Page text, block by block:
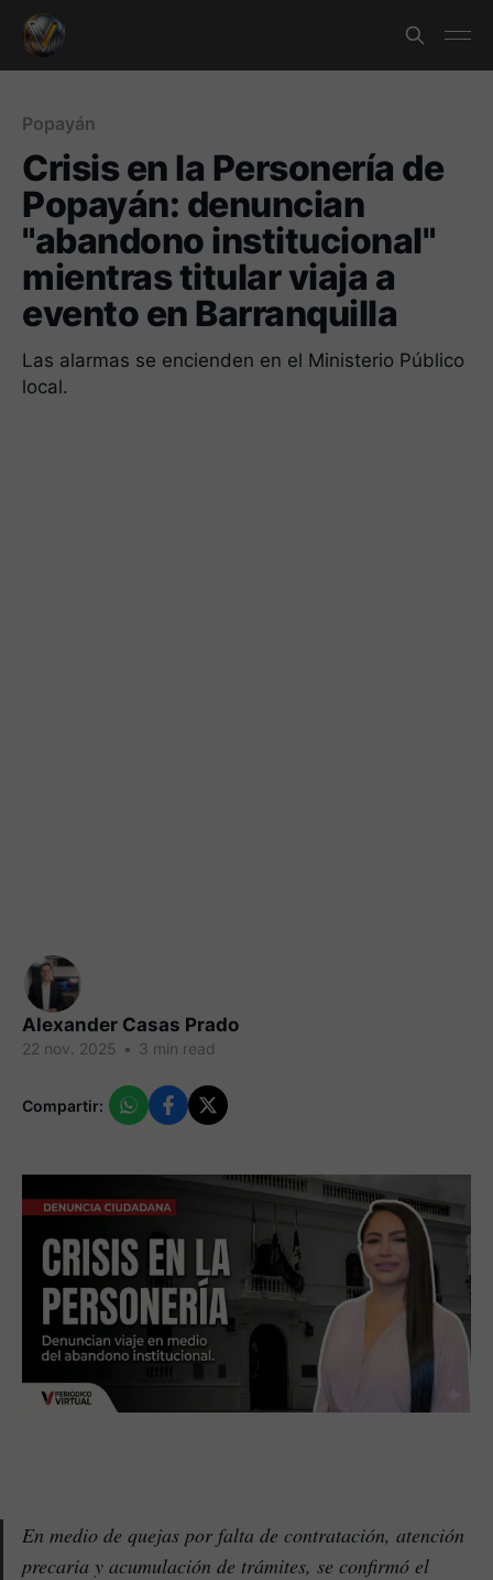
Popayán
Crisis en la Personería de
Popayán: denuncian
"abandono institucional"
mientras titular viaja a
evento en Barranquilla
Las alarmas se encienden en el Ministerio Público
local.
Alexander Casas Prado
22 nov. 2025 • 3 min read
Compartir:
En medio de quejas por falta de contratación, atención
precaria y acumulación de trámites, se confirmó el